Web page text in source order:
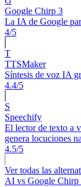
Google Chirp 3
La IA de Google
4/5
T
TTSMaker
Síntesis de voz IA
4.4/5
S
Speechify
El lector de texto a
genera locuciones
4.5/5
Ver todas las
AI vs Google Chirp